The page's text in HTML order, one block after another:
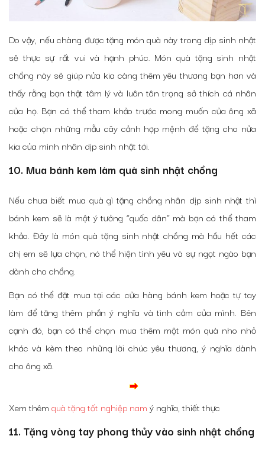
Do vậy, nếu chàng được tặng món quà này trong dịp sinh nhật
sẽ thực sự rất vui và hạnh phúc. Món quà tặng sinh nhật
chồng này sẽ giúp nửa kia càng thêm yêu thương bạn hơn và
thấy rằng bạn thật tâm lý và luôn tôn trọng sở thích cá nhân
của họ. Bạn có thể tham khảo trước mong muốn của ông xã
hoặc chọn những mẫu cây cảnh hợp mệnh để tặng cho nửa
kia của mình nhân dịp sinh nhật tới.
10. Mua bánh kem làm quà sinh nhật chồng
Nếu chưa biết mua quà gì tặng chồng nhân dịp sinh nhật thì
bánh kem sẽ là một ý tưởng “quốc dân” mà bạn có thể tham
khảo. Đây là món quà tặng sinh nhật chồng mà hầu hết các
chị em sẽ lựa chọn, nó thể hiện tình yêu và sự ngọt ngào bạn
dành cho chồng.
Bạn có thể đặt mua tại các cửa hàng bánh kem hoặc tự tay
làm để tăng thêm phần ý nghĩa và tình cảm của mình. Bên
cạnh đó, bạn có thể chọn mua thêm một món quà nho nhỏ
khác và kèm theo những lời chúc yêu thương, ý nghĩa dành
cho ông xã.
Xem thêm quà tặng tốt nghiệp nam ý nghĩa, thiết thực
11. Tặng vòng tay phong thủy vào sinh nhật chồng